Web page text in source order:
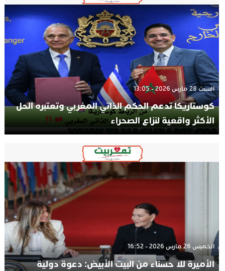
السبت 28 مارس 2026 - 13:05
كوستاريكا تدعم الحكم الذاتي المغربي وتعتبره الحل
الأكثر واقعية لنزاع الصحراء
الخميس 26 مارس 2026 - 16:52
الأميرة للا حسناء من البيت الأبيض: دعوة دولية